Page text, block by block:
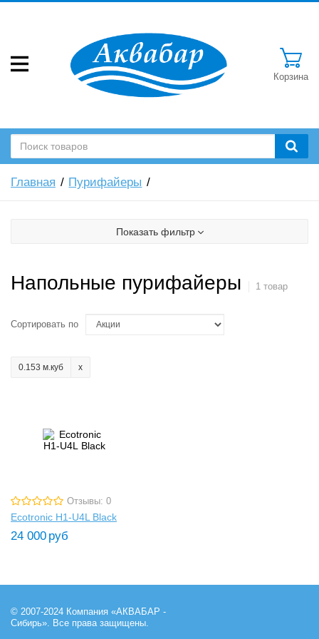
Корзина
Главная Пурифайеры
Показать фильтр
Напольные пурифайеры 1 товар
Сортировать по
0.153 м.куб
Отзывы: 0
Ecotronic H1-U4L Black
24 000 руб
© 2007-2024 Компания «АКВАБАР -
Сибирь». Все права защищены.